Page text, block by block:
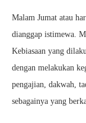
Malam Jumat atau
dianggap istimewa.
Kebiasaan yang
dengan melakukan
pengajian, dakwah,
sebagainya yang